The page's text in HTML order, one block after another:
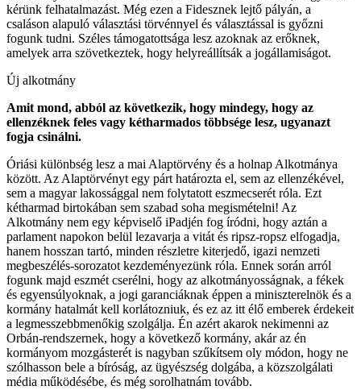
kérünk felhatalmazást. Még ezen a Fidesznek lejtő pályán, a
csaláson alapuló választási törvénnyel és választással is győzni
fogunk tudni. Széles támogatottsága lesz azoknak az erőknek,
amelyek arra szövetkeztek, hogy helyreállítsák a jogállamiságot.
Új alkotmány
Amit mond, abból az következik, hogy mindegy, hogy az
ellenzéknek feles vagy kétharmados többsége lesz, ugyanazt
fogja csinálni.
Óriási különbség lesz a mai Alaptörvény és a holnap Alkotmánya
között. Az Alaptörvényt egy párt határozta el, sem az ellenzékével,
sem a magyar lakossággal nem folytatott eszmecserét róla. Ezt
kétharmad birtokában sem szabad soha megismételni! Az
Alkotmány nem egy képviselő iPadjén fog íródni, hogy aztán a
parlament napokon belül lezavarja a vitát és ripsz-ropsz elfogadja,
hanem hosszan tartó, minden részletre kiterjedő, igazi nemzeti
megbeszélés-sorozatot kezdeményezünk róla. Ennek során arról
fogunk majd eszmét cserélni, hogy az alkotmányosságnak, a fékek
és egyensúlyoknak, a jogi garanciáknak éppen a miniszterelnök és a
kormány hatalmát kell korlátozniuk, és ez az itt élő emberek érdekeit
a legmesszebbmenőkig szolgálja. Én azért akarok nekimenni az
Orbán-rendszernek, hogy a következő kormány, akár az én
kormányom mozgásterét is nagyban szűkítsem oly módon, hogy ne
szólhasson bele a bíróság, az ügyészség dolgába, a közszolgálati
média működésébe, és még sorolhatnám tovább.